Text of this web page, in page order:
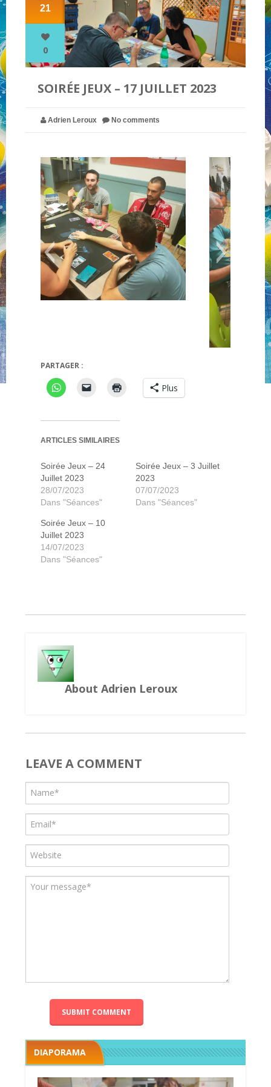
NOS PARTENAIRES
21
0
SOIRÉE JEUX – 17 JUILLET 2023
Adrien Leroux No comments
PARTAGER :
Plus
ARTICLES SIMILAIRES
Soirée Jeux – 24
Juillet 2023
28/07/2023
Dans "Séances"
Soirée Jeux – 3 Juillet
2023
07/07/2023
Dans "Séances"
Soirée Jeux – 10
Juillet 2023
14/07/2023
Dans "Séances"
About Adrien Leroux
LEAVE A COMMENT
DIAPORAMA